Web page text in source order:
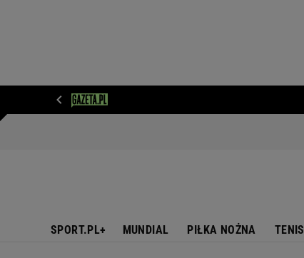
SPORT.PL+ MUNDIAL PIŁKA NOŻNA TENIS